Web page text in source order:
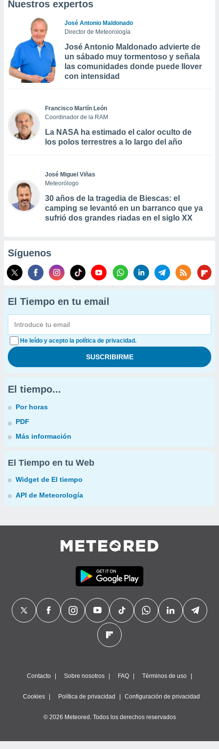
Nuestros expertos
José Antonio Maldonado
Director de Meteorología
José Antonio Maldonado advierte de
un sábado muy tormentoso y señala
las comunidades donde puede llover
con intensidad
Francisco Martín León
Coordinador de la RAM
La NASA ha estimado el calor oculto de
los polos terrestres a lo largo del año
José Miguel Viñas
Meteorólogo
30 años de la tragedia de Biescas: el
camping se levantó en un barranco que ya
sufrió dos grandes riadas en el siglo XX
Síguenos
El Tiempo en tu email
He leído y acepto la política de privacidad.
El tiempo...
Por horas
PDF
Más información
El Tiempo en tu Web
Widget de El tiempo
API de Meteorología
Contacto Sobre nosotros FAQ Términos de uso
Cookies Política de privacidad Configuración de privacidad
© 2026 Meteored. Todos los derechos reservados